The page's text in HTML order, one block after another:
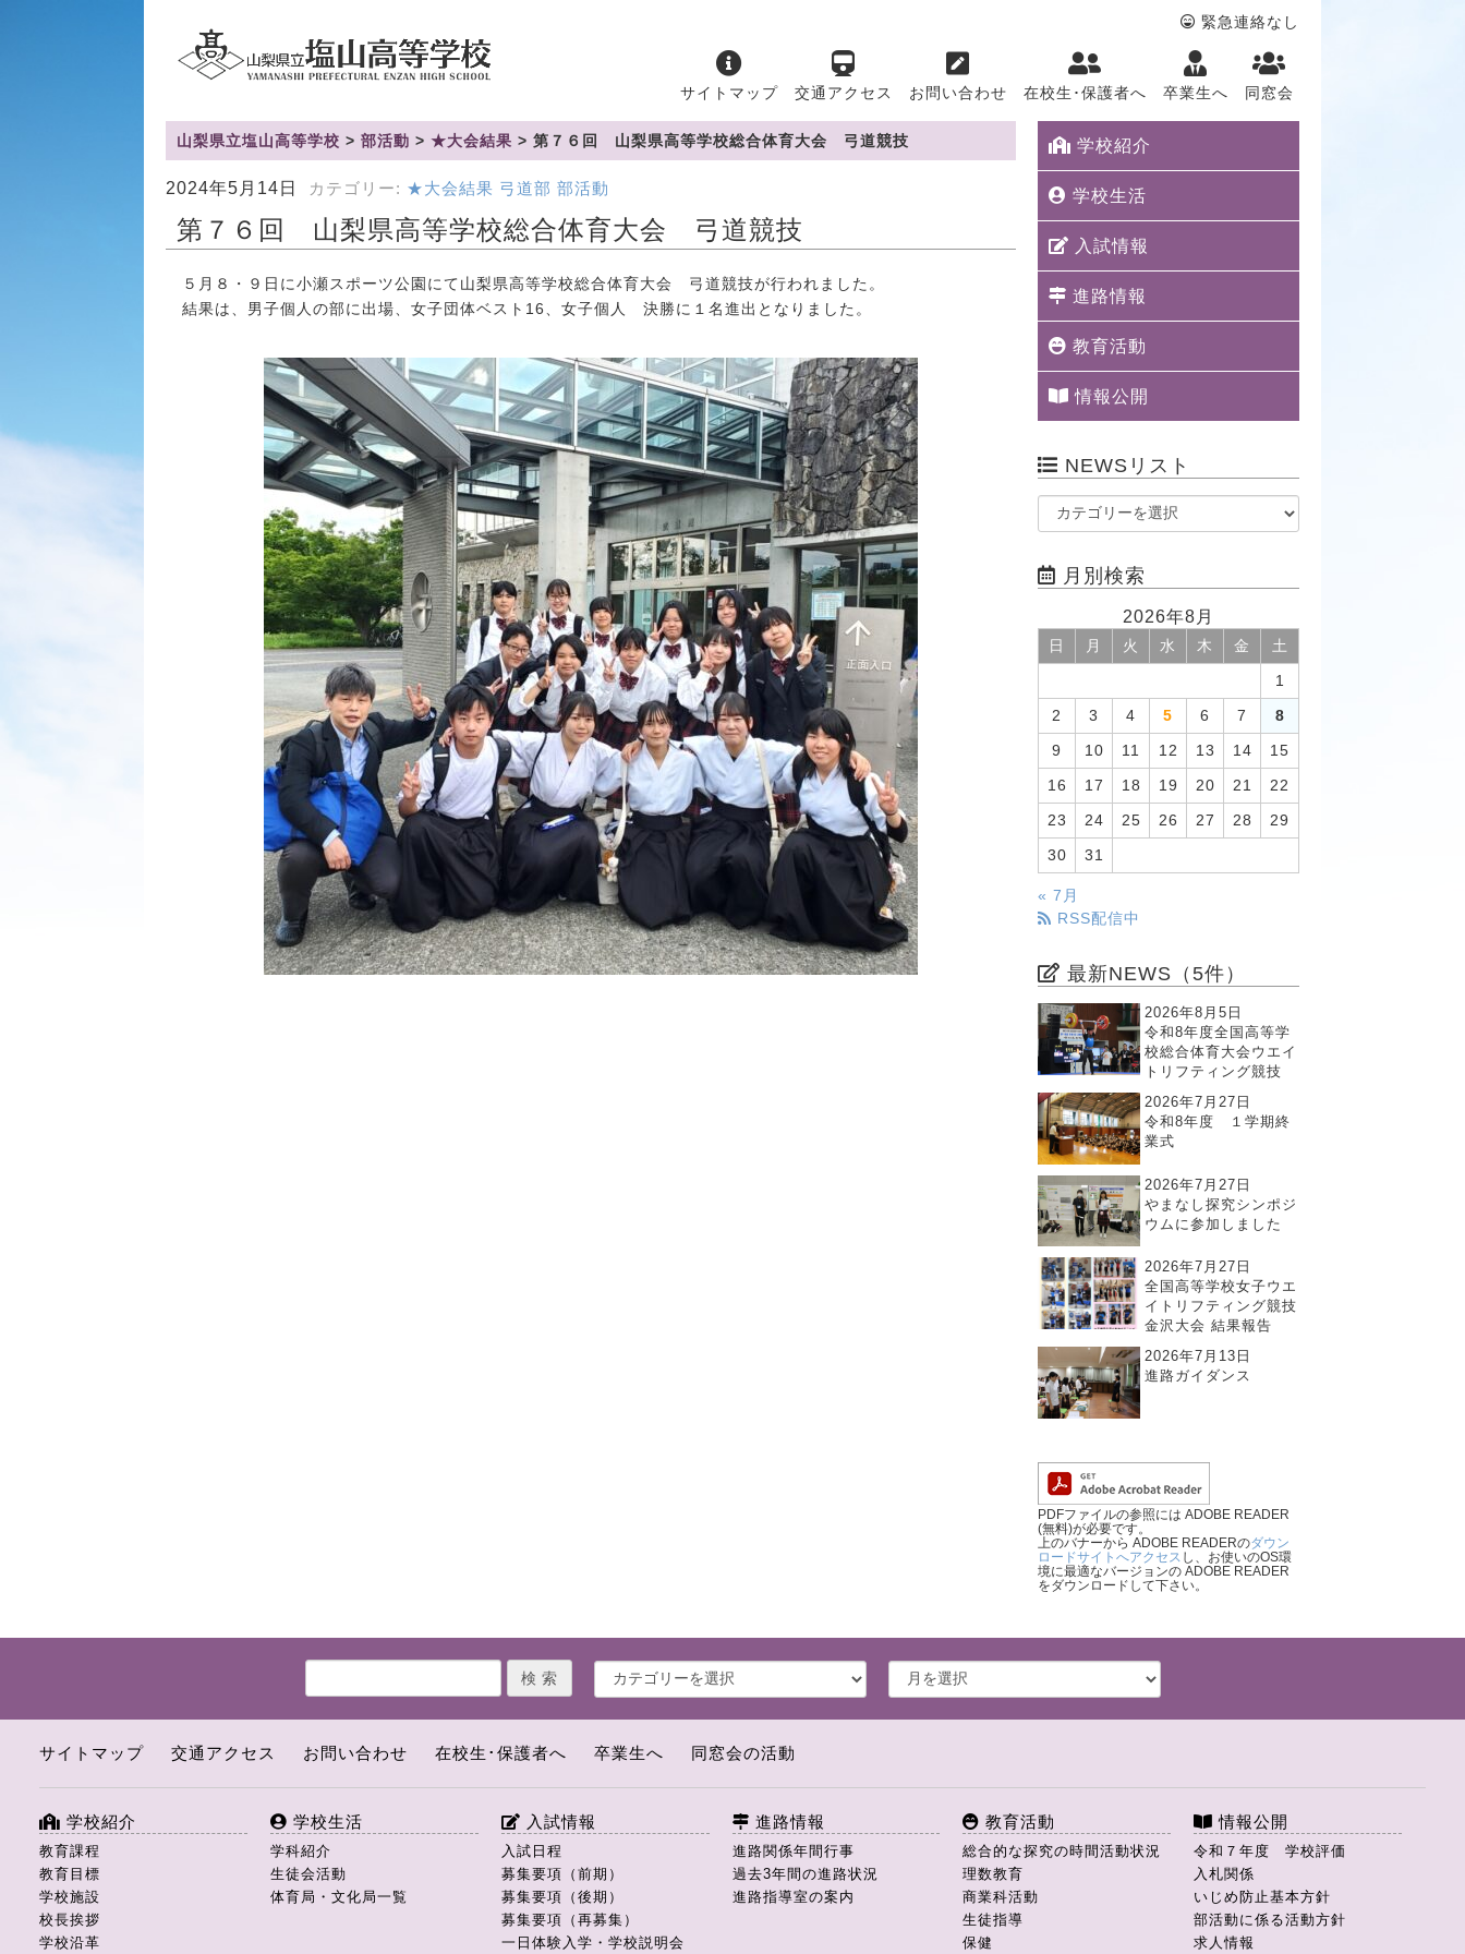
緊急連絡なし
サイトマップ 交通アクセス お問い合わせ 在校生･保護者へ 卒業生へ 同窓会
山梨県立塩山高等学校 > 部活動 > ★大会結果 > 第７６回 山梨県高等学校総合体育大会 弓道競技
2024年5月14日 カテゴリー: ★大会結果 弓道部 部活動
第７６回 山梨県高等学校総合体育大会 弓道競技
５月８・９日に小瀬スポーツ公園にて山梨県高等学校総合体育大会 弓道競技が行われました。
結果は、男子個人の部に出場、女子団体ベスト16、女子個人 決勝に１名進出となりました。
学校紹介
学校生活
入試情報
進路情報
教育活動
情報公開
NEWSリスト
月別検索
2026年8月
日 月 火 水 木 金 土
1
2 3 4 5 6 7 8
9 10 11 12 13 14 15
16 17 18 19 20 21 22
23 24 25 26 27 28 29
30 31
« 7月
RSS配信中
最新NEWS（5件）
2026年8月5日
令和8年度全国高等学
校総合体育大会ウエイ
トリフティング競技
2026年7月27日
令和8年度 １学期終
業式
2026年7月27日
やまなし探究シンポジ
ウムに参加しました
2026年7月27日
全国高等学校女子ウエ
イトリフティング競技
金沢大会 結果報告
2026年7月13日
進路ガイダンス
PDFファイルの参照には ADOBE READER
(無料)が必要です。
上のバナーから ADOBE READERのダウン
ロードサイトへアクセス し、お使いのOS環
境に最適なバージョンの ADOBE READER
をダウンロードして下さい。
サイトマップ 交通アクセス お問い合わせ 在校生･保護者へ 卒業生へ 同窓会の活動
学校紹介
教育課程
教育目標
学校施設
校長挨拶
学校沿革
学校生活
学科紹介
生徒会活動
体育局・文化局一覧
入試情報
入試日程
募集要項（前期）
募集要項（後期）
募集要項（再募集）
一日体験入学・学校説明会
進路情報
進路関係年間行事
過去3年間の進路状況
進路指導室の案内
教育活動
総合的な探究の時間活動状況
理数教育
商業科活動
生徒指導
保健
情報公開
令和７年度 学校評価
入札関係
いじめ防止基本方針
部活動に係る活動方針
求人情報